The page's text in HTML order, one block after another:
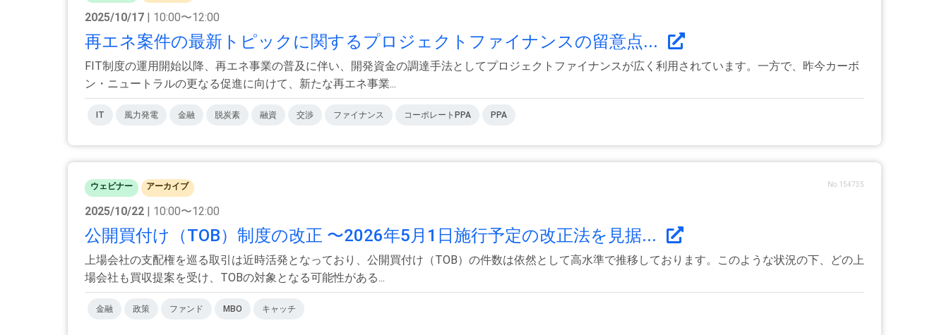
2025/10/17 | 10:00〜12:00
再エネ案件の最新トピックに関するプロジェクトファイナンスの留意点...
FIT制度の運用開始以降、再エネ事業の普及に伴い、開発資金の調達手法としてプロジェクトファイナンスが広く利用されています。一方で、昨今カーボ
ン・ニュートラルの更なる促進に向けて、新たな再エネ事業...
IT 風力発電 金融 脱炭素 融資 交渉 ファイナンス コーポレートPPA PPA
ウェビナー アーカイブ No.154735
2025/10/22 | 10:00〜12:00
公開買付け（TOB）制度の改正 〜2026年5月1日施行予定の改正法を見据...
上場会社の支配権を巡る取引は近時活発となっており、公開買付け（TOB）の件数は依然として高水準で推移しております。このような状況の下、どの上
場会社も買収提案を受け、TOBの対象となる可能性がある...
金融 政策 ファンド MBO キャッチ